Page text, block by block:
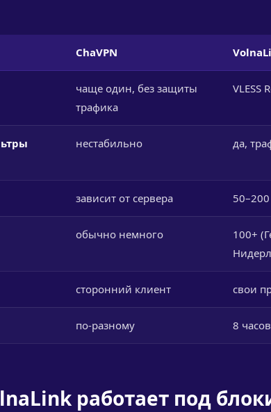
ChaVPN
чаще один, без защиты
трафика
VLESS
нестабильно да,
зависит от сервера
обычно немного
100+
сторонний клиент свои
по-разному 8
работает под